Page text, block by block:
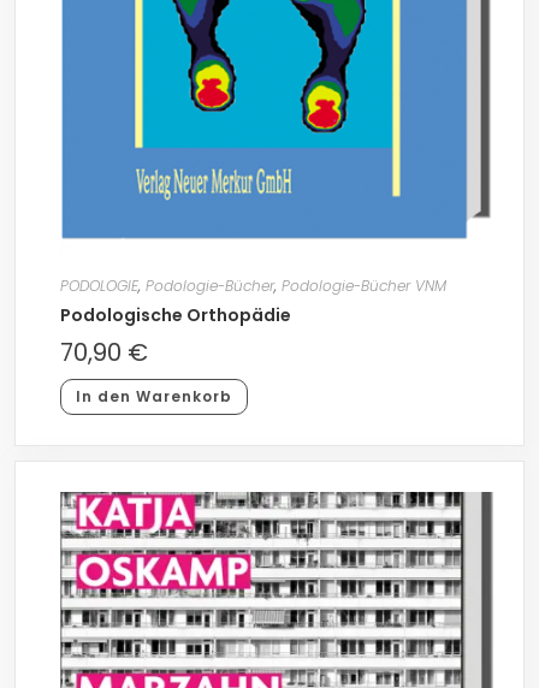
PODOLOGIE, Podologie-Bücher, Podologie-Bücher VNM
Podologische Orthopädie
70,90 €
In den Warenkorb